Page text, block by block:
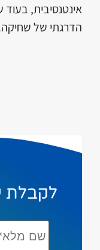
אינטנסיבית,
הדרגתי של
לקבלת
שם
מלא* *